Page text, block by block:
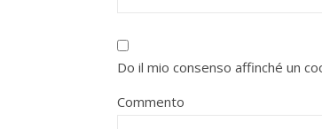
Do il mio consenso affinché un
Commento